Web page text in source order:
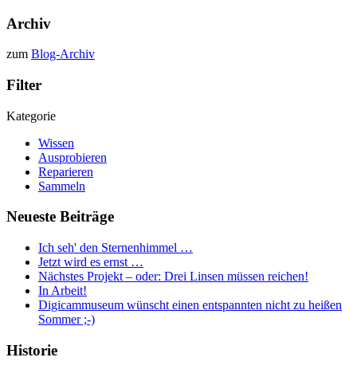
Archiv
zum Blog-Archiv
Filter
Kategorie
Wissen
Ausprobieren
Reparieren
Sammeln
Neueste Beiträge
Ich seh' den Sternenhimmel …
Jetzt wird es ernst …
Nächstes Projekt – oder: Drei Linsen müssen reichen!
In Arbeit!
Digicammuseum wünscht einen entspannten nicht zu heißen
Sommer ;-)
Historie